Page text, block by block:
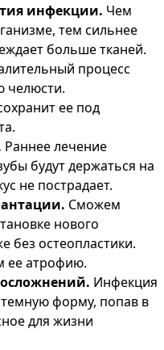
инфекции. Чем
тем сильнее
больше тканей.
процесс
челюсти.
ее под
Раннее лечение
будут держаться на
не пострадает.
Сможем
нового
без остеопластики.
ее атрофию.
Инфекция
форму, попав в
для жизни